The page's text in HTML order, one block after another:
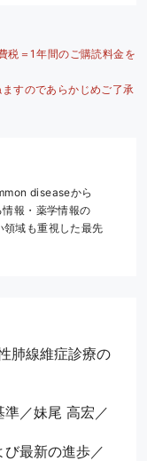
税＝1年間のご購読料金を
すのであらかじめご了承
diseaseから
報・薬学情報の
域も重視した最先
肺線維症診療の
準／妹尾 高宏／
び最新の進歩／